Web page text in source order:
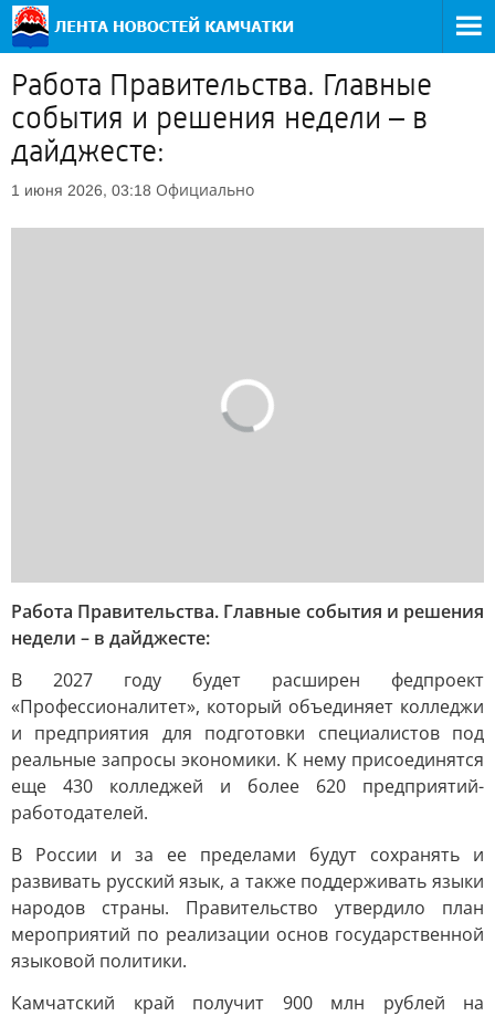
Работа Правительства. Главные
события и решения недели – в
дайджесте:
1 июня 2026, 03:18 Официально
Работа Правительства. Главные события и решения
недели – в дайджесте:
В 2027 году будет расширен федпроект
«Профессионалитет», который объединяет колледжи
и предприятия для подготовки специалистов под
реальные запросы экономики. К нему присоединятся
еще 430 колледжей и более 620 предприятий-
работодателей.
В России и за ее пределами будут сохранять и
развивать русский язык, а также поддерживать языки
народов страны. Правительство утвердило план
мероприятий по реализации основ государственной
языковой политики.
Камчатский край получит 900 млн рублей на